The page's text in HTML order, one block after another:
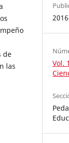
de
las
Vol.